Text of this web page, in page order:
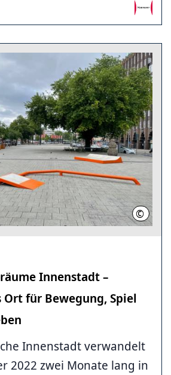
© LHH
Innenstadt –
für Bewegung, Spiel
Innenstadt verwandelt
2022 zwei Monate lang in